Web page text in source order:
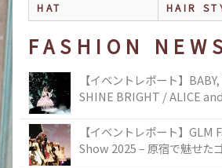
HAT
HAIR
FASHION
【イベントレポート】
SHINE BRIGHT / ALICE
TOKYO
【イベントレポート】GLM
Show 2025 – 原宿で魅せた